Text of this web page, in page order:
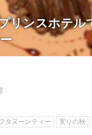
リンスホテル
タヌーンティー 実りの秋